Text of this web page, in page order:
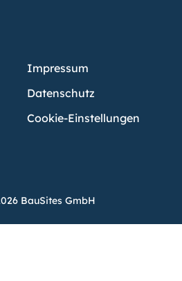
Impressum
Datenschutz
Cookie-Einstellungen
BauSites GmbH